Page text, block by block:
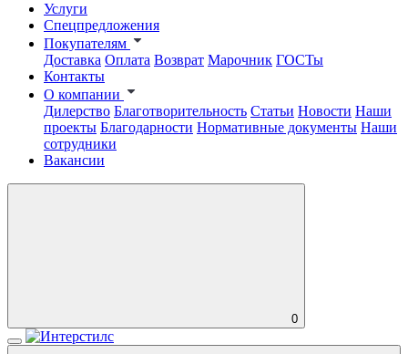
Услуги
Спецпредложения
Покупателям
Доставка Оплата Возврат Марочник ГОСТы
Контакты
О компании
Дилерство Благотворительность Статьи Новости Наши
проекты Благодарности Нормативные документы Наши
сотрудники
Вакансии
0